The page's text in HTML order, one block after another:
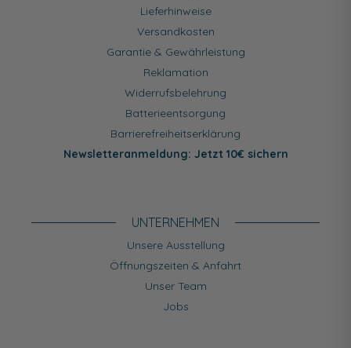
Lieferhinweise
Versandkosten
Garantie & Gewährleistung
Reklamation
Widerrufsbelehrung
Batterieentsorgung
Barrierefreiheitserklärung
Newsletteranmeldung: Jetzt 10€ sichern
UNTERNEHMEN
Unsere Ausstellung
Öffnungszeiten & Anfahrt
Unser Team
Jobs